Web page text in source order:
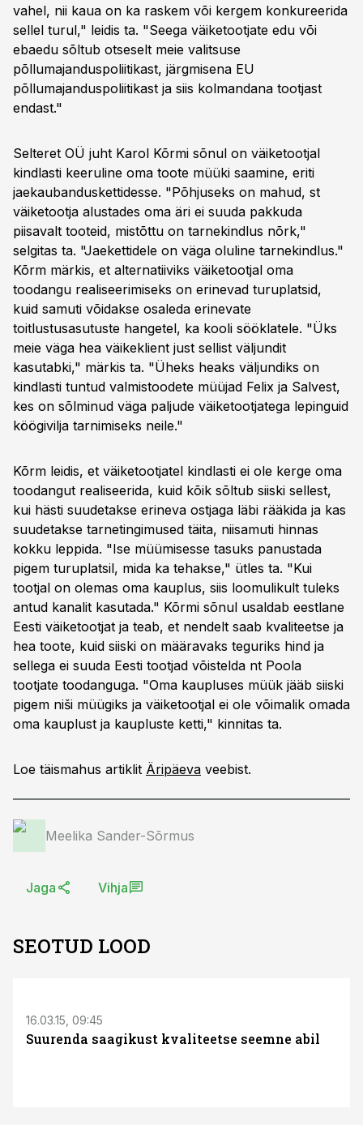
vahel, nii kaua on ka raskem või kergem konkureerida
sellel turul," leidis ta. "Seega väiketootjate edu või
ebaedu sõltub otseselt meie valitsuse
põllumajanduspoliitikast, järgmisena EU
põllumajanduspoliitikast ja siis kolmandana tootjast
endast."
Selteret OÜ juht Karol Kõrmi sõnul on väiketootjal
kindlasti keeruline oma toote müüki saamine, eriti
jaekaubanduskettidesse. "Põhjuseks on mahud, st
väiketootja alustades oma äri ei suuda pakkuda
piisavalt tooteid, mistõttu on tarnekindlus nõrk,"
selgitas ta. "Jaekettidele on väga oluline tarnekindlus."
Kõrm märkis, et alternatiiviks väiketootjal oma
toodangu realiseerimiseks on erinevad turuplatsid,
kuid samuti võidakse osaleda erinevate
toitlustusasutuste hangetel, ka kooli sööklatele. "Üks
meie väga hea väikeklient just sellist väljundit
kasutabki," märkis ta. "Üheks heaks väljundiks on
kindlasti tuntud valmistoodete müüjad Felix ja Salvest,
kes on sõlminud väga paljude väiketootjatega lepinguid
köögivilja tarnimiseks neile."
Kõrm leidis, et väiketootjatel kindlasti ei ole kerge oma
toodangut realiseerida, kuid kõik sõltub siiski sellest,
kui hästi suudetakse erineva ostjaga läbi rääkida ja kas
suudetakse tarnetingimused täita, niisamuti hinnas
kokku leppida. "Ise müümisesse tasuks panustada
pigem turuplatsil, mida ka tehakse," ütles ta. "Kui
tootjal on olemas oma kauplus, siis loomulikult tuleks
antud kanalit kasutada." Kõrmi sõnul usaldab eestlane
Eesti väiketootjat ja teab, et nendelt saab kvaliteetse ja
hea toote, kuid siiski on määravaks teguriks hind ja
sellega ei suuda Eesti tootjad võistelda nt Poola
tootjate toodanguga. "Oma kaupluses müük jääb siiski
pigem niši müügiks ja väiketootjal ei ole võimalik omada
oma kauplust ja kaupluste ketti," kinnitas ta.
Loe täismahus artiklit Äripäeva veebist.
Meelika Sander-Sõrmus
Jaga Vihja
SEOTUD LOOD
16.03.15, 09:45
Suurenda saagikust kvaliteetse seemne abil